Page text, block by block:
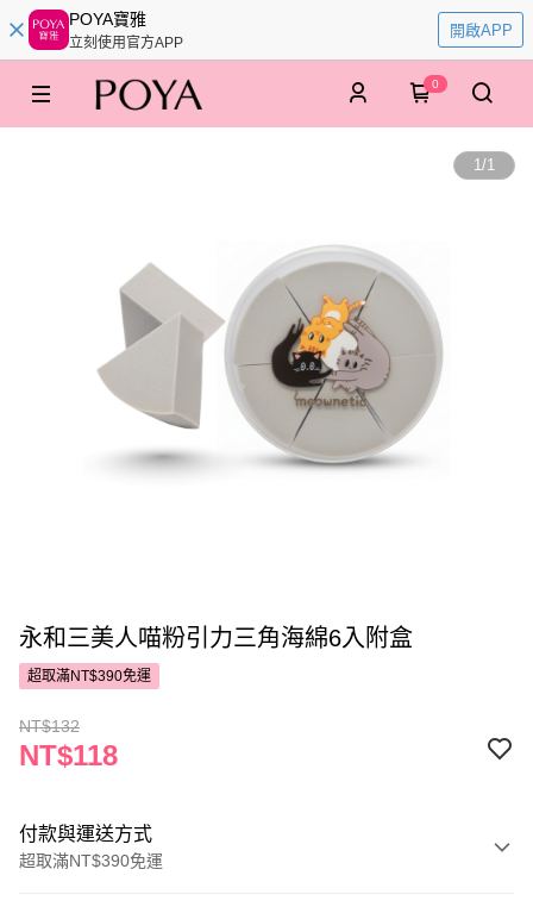
POYA寶雅
立刻使用官方APP
開啟APP
0
1/1
永和三美人喵粉引力三角海綿6入附盒
超取滿NT$390免運
NT$132
NT$118
付款與運送方式
超取滿NT$390免運